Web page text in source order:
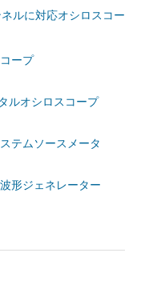
ルに対応オシロスコー
ープ
ルオシロスコープ
テムソースメータ
形ジェネレーター